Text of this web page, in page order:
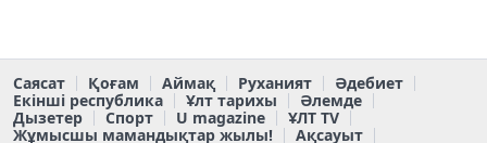
Саясат Қоғам Аймақ Руханият
Әдебиет
Екінші республика
Ұлт тарихы
Әлемде
Дызетер
Спорт U magazine
ҰЛТ TV
Жұмысшы мамандықтар жылы!
Ақсауыт